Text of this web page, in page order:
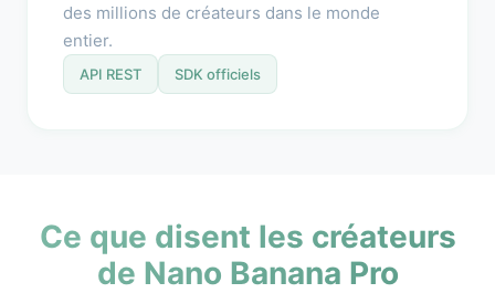
des millions de créateurs dans le monde
entier.
API REST SDK officiels
Ce que disent les créateurs
de Nano Banana Pro